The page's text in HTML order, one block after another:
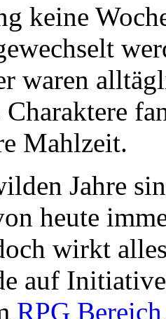
keine
waren
Mahlzeit.
Jahre
heute
wirkt
auf
RPG Bereich